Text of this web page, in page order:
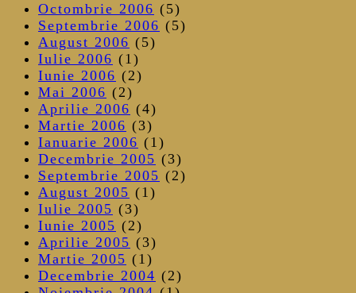
Octombrie 2006 (5)
Septembrie 2006 (5)
August 2006 (5)
Iulie 2006 (1)
Iunie 2006 (2)
Mai 2006 (2)
Aprilie 2006 (4)
Martie 2006 (3)
Ianuarie 2006 (1)
Decembrie 2005 (3)
Septembrie 2005 (2)
August 2005 (1)
Iulie 2005 (3)
Iunie 2005 (2)
Aprilie 2005 (3)
Martie 2005 (1)
Decembrie 2004 (2)